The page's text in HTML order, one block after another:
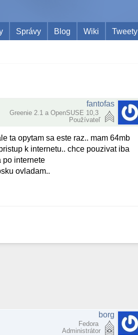
Správy Blog Wiki Tweety
fantofas
Greenie 2.1 a OpenSUSE 10,3
Používateľ
ta opytam sa este raz.. mam 64mb
k internetu.. chce pouzivat iba
po internete
ovladam..
borg
Fedora
Administrátor